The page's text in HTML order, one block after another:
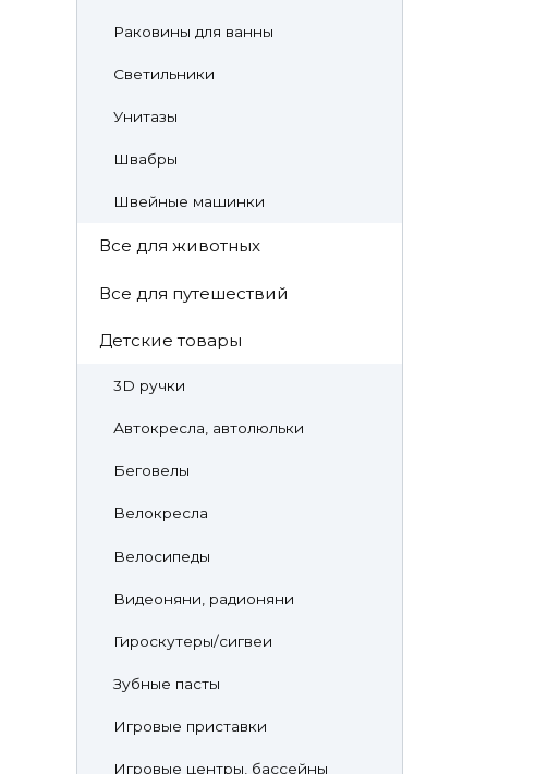
Раковины для ванны
Светильники
Унитазы
Швабры
Швейные машинки
Все для животных
Все для путешествий
Детские товары
3D ручки
Автокресла, автолюльки
Беговелы
Велокресла
Велосипеды
Видеоняни, радионяни
Гироскутеры/сигвеи
Зубные пасты
Игровые приставки
Игровые центры, бассейны